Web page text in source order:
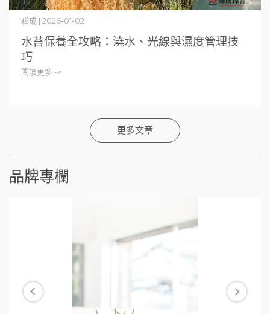
驊成 | 2026-01-02
水苔保養全攻略：澆水、光線與濕度管理技
巧
閱讀更多 ->
更多文章
品牌專欄